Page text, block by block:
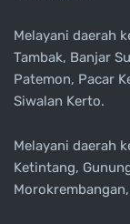
Melayani daerah
Tambak, Banjar
Patemon, Pacar
Siwalan Kerto.
Melayani daerah
Ketintang,